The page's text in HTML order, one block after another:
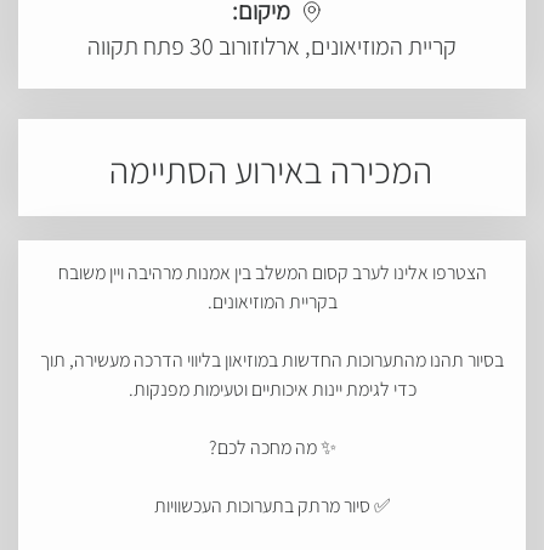
מיקום:
קריית המוזיאונים, ארלוזורוב 30 פתח תקווה
המכירה באירוע הסתיימה
הצטרפו אלינו לערב קסום המשלב בין אמנות מרהיבה ויין משובח
בקריית המוזיאונים.
בסיור תהנו מהתערוכות החדשות במוזיאון בליווי הדרכה מעשירה, תוך
כדי לגימת יינות איכותיים וטעימות מפנקות.
✨ מה מחכה לכם?
✅ סיור מרתק בתערוכות העכשוויות